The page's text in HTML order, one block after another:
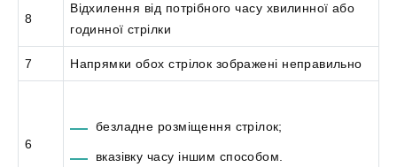
8
Відхилення від потрібного часу хвилинної або
годинної стрілки
7 Напрямки обох стрілок зображені неправильно
6
безладне розміщення стрілок;
вказівку часу іншим способом.